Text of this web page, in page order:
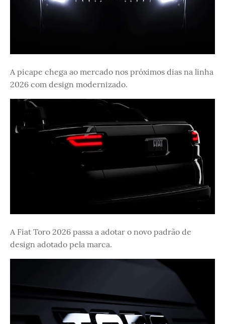
A picape chega ao mercado nos próximos dias na linha
2026 com design modernizado.
A Fiat Toro 2026 passa a adotar o novo padrão de
design adotado pela marca.